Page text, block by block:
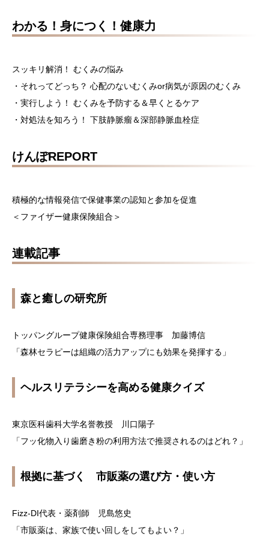
わかる！身につく！健康力
スッキリ解消！ むくみの悩み
・それってどっち？ 心配のないむくみor病気が原因のむくみ
・実行しよう！ むくみを予防する＆早くとるケア
・対処法を知ろう！ 下肢静脈瘤＆深部静脈血栓症
けんぽREPORT
積極的な情報発信で保健事業の認知と参加を促進
＜ファイザー健康保険組合＞
連載記事
森と癒しの研究所
トッパングループ健康保険組合専務理事 加藤博信
「森林セラピーは組織の活力アップにも効果を発揮する」
ヘルスリテラシーを高める健康クイズ
東京医科歯科大学名誉教授 川口陽子
「フッ化物入り歯磨き粉の利用方法で推奨されるのはどれ？」
根拠に基づく 市販薬の選び方・使い方
Fizz-DI代表・薬剤師 児島悠史
「市販薬は、家族で使い回しをしてもよい？」